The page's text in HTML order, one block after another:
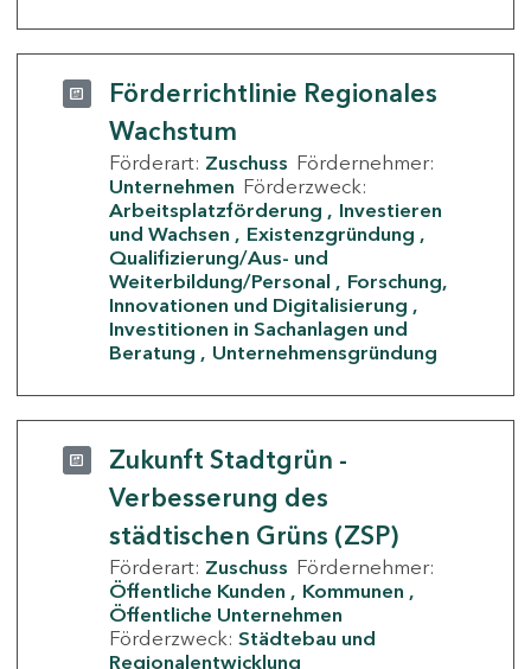
Förderrichtlinie Regionales
Wachstum
Förderart: Zuschuss Fördernehmer:
Unternehmen Förderzweck:
Arbeitsplatzförderung
Investieren
und Wachsen
Existenzgründung
Qualifizierung/Aus- und
Weiterbildung/Personal
Forschung,
Innovationen und Digitalisierung
Investitionen in Sachanlagen und
Beratung
Unternehmensgründung
Zukunft Stadtgrün -
Verbesserung des
städtischen Grüns (ZSP)
Förderart: Zuschuss Fördernehmer:
Öffentliche Kunden
Kommunen
Öffentliche Unternehmen
Förderzweck: Städtebau und
Regionalentwicklung